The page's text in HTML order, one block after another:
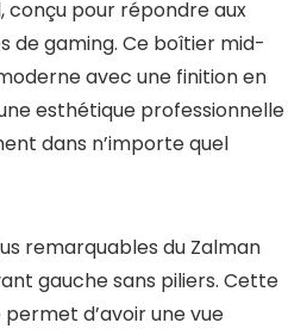
pour répondre aux
de gaming. Ce boîtier mid-
avec une finition en
esthétique professionnelle
dans n’importe quel
remarquables du Zalman
gauche sans piliers. Cette
d’avoir une vue